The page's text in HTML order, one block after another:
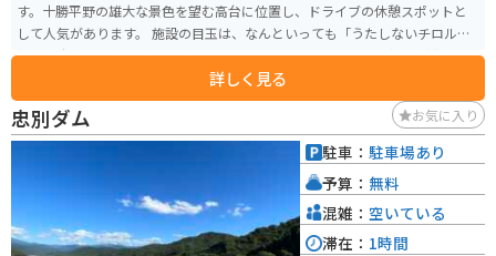
す。十勝平野の雄大な景色を望む高台に位置し、ドライブの休憩スポットと
して人気があります。 施設の目玉は、なんといっても「うたしないチロルの
湯」！十勝岳連峰を眺めながら入れる露天風呂は格別です。日帰り入浴も可
能なので、ドライブで疲れた体を癒やすのに最適です。 食事処では、地元の
食材をふんだんに使った料理が楽しめます。十勝産の小麦を使った手打ちそ
ばや、新鮮な野菜を使った料理は絶品です。お土産コーナーでは、地元産の
農産物や加工品、ここでしか買えないオリジナルグッズなども販売していま
周辺には、広大な牧草地帯が広がり、北海道らしい景色を楽しめるのも魅力
です。周辺には、然別湖やナイタイ高原牧場など、観光スポットも点在してい
るので、ツーリングの拠点にも最適です。
詳しく見る
忠別ダム お気に入り
駐車： 駐車場あり
予算： 無料
混雑： 空いている
滞在： 1時間